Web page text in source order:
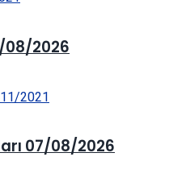
08/2026
07/08/2026